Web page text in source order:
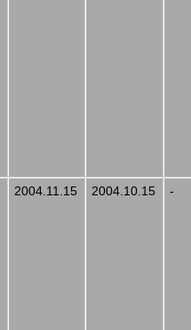
2004.11.15 2004.10.15 -